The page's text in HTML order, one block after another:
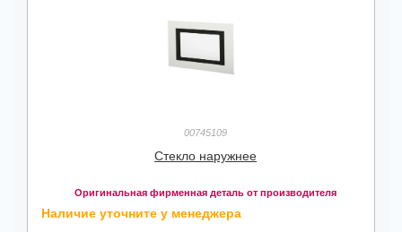
00745109
Стекло наружнее
Оригинальная фирменная деталь от производителя
Наличие уточните у менеджера